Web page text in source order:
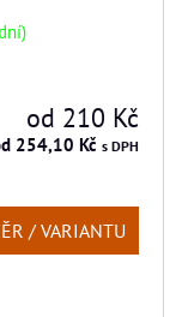
od 210 Kč
254,10 Kč s DPH
/ VARIANTU